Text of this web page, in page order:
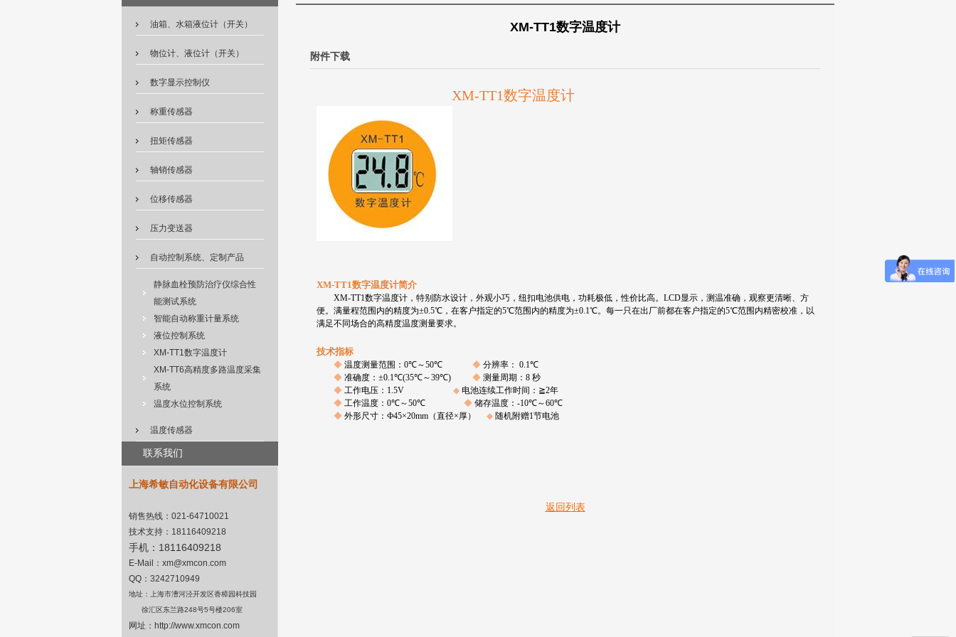
油箱、水箱液位计（开关）
物位计、液位计（开关）
数字显示控制仪
称重传感器
扭矩传感器
轴销传感器
位移传感器
压力变送器
自动控制系统、定制产品
静脉血栓预防治疗仪综合性
能测试系统
智能自动称重计量系统
液位控制系统
XM-TT1数字温度计
XM-TT6高精度多路温度采集
系统
温度水位控制系统
温度传感器
联系我们
上海希敏自动化设备有限公司
销售热线： 021-64710021
技术支持： 18116409218
手机： 18116409218
E-Mail ： xm@xmcon.com
QQ：3242710949
地址：上海市漕河泾开发区香樟园科技园
徐汇区东兰路248号5号楼206室
网址： http://www.xmcon.com
XM-TT1数字温度计
附件下载
XM-TT1数字温度计
XM-TT1数字温度计简介
XM-TT1数字温度计， 特别防水设计，外观小巧，纽扣电池供电，功耗极低，性价比高。 LCD显示，测温准确，观察更清晰、方
便。满量程范围内的精度为±0.5℃，在客户指定的5℃范围内的精度为±0.1℃。每一只在出厂前都在客户指定的5℃范围内精密校准，以
满足不同场合的高精度温度测量要求。
技术指标
◆ 温度测量范围： 0℃～50℃ ◆分辨率： 0.1℃
◆ 准确度：±0.1℃(35℃～39℃) ◆ 测量周期： 8 秒
◆ 工作电压： 1.5V ◆ 电池连续工作时间： ≧2年
◆工作温度： 0℃～50℃ ◆储存温度： -10℃～60℃
◆ 外形尺寸：Ф45×20mm（直径×厚） ◆ 随机附赠1节电池
返回列表